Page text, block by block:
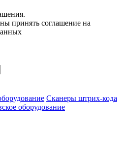
принять соглашение на
Сканеры штрих-кода
оборудование